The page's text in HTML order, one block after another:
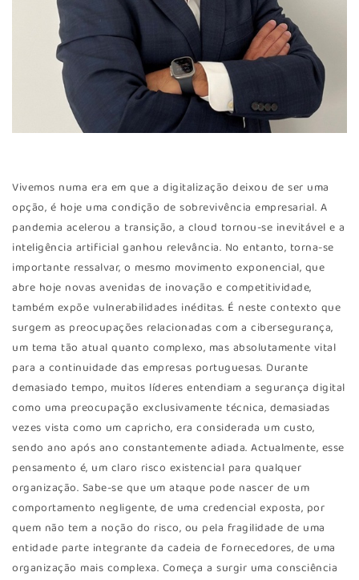
Vivemos numa era em que a digitalização deixou de ser uma
opção, é hoje uma condição de sobrevivência empresarial. A
pandemia acelerou a transição, a cloud tornou-se inevitável e a
inteligência artificial ganhou relevância. No entanto, torna-se
importante ressalvar, o mesmo movimento exponencial, que
abre hoje novas avenidas de inovação e competitividade,
também expõe vulnerabilidades inéditas. É neste contexto que
surgem as preocupações relacionadas com a cibersegurança,
um tema tão atual quanto complexo, mas absolutamente vital
para a continuidade das empresas portuguesas. Durante
demasiado tempo, muitos líderes entendiam a segurança digital
como uma preocupação exclusivamente técnica, demasiadas
vezes vista como um capricho, era considerada um custo,
sendo ano após ano constantemente adiada. Actualmente, esse
pensamento é, um claro risco existencial para qualquer
organização. Sabe-se que um ataque pode nascer de um
comportamento negligente, de uma credencial exposta, por
quem não tem a noção do risco, ou pela fragilidade de uma
entidade parte integrante da cadeia de fornecedores, de uma
organização mais complexa. Começa a surgir uma consciência